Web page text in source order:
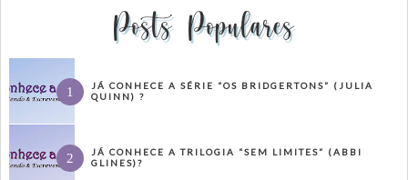
Posts Populares
JÁ CONHECE A SÉRIE “OS BRIDGERTONS” (JULIA
QUINN) ?
JÁ CONHECE A TRILOGIA “SEM LIMITES” (ABBI
GLINES)?